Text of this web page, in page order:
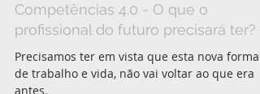
4 min de leitura
Competências 4.0 - O que o
profissional do futuro precisará ter?
Precisamos ter em vista que esta nova forma